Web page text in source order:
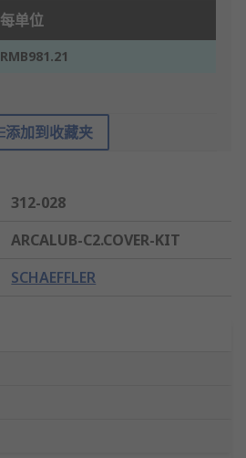
每单位
RMB981.21
添加到收藏夹
312-028
ARCALUB-C2.COVER-KIT
SCHAEFFLER